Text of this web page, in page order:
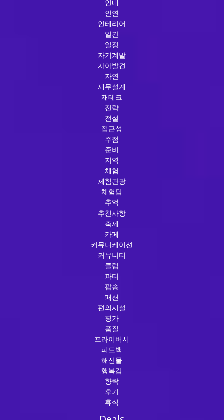
인내
인연
인테리어
일간
일정
자기계발
자아발견
자연
재무설계
재테크
전략
전설
접근성
주점
준비
지역
체험
체험관광
체험담
추억
추천사항
축제
카페
커뮤니케이션
커뮤니티
클럽
파티
팝송
패션
편의시설
평가
품질
프라이버시
피드백
해산물
행복감
향락
후기
휴식